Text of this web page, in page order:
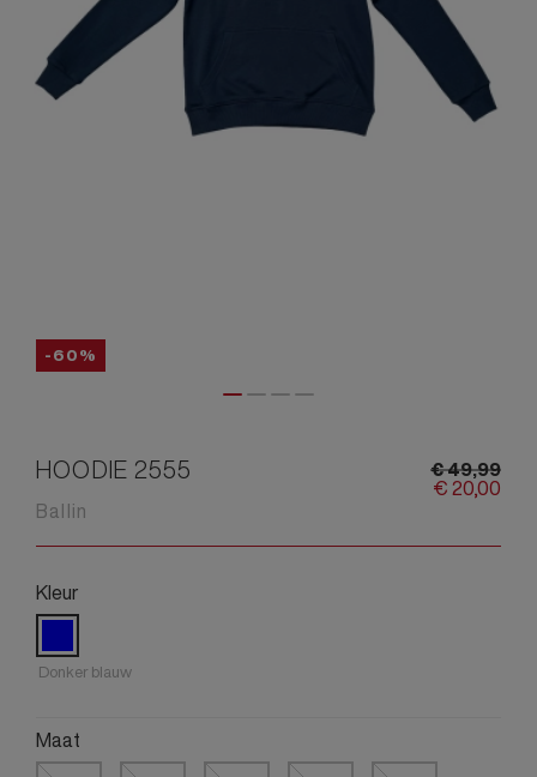
-60%
HOODIE 2555
Ballin
€49,99
€20,00
Kleur
Donker blauw
Maat